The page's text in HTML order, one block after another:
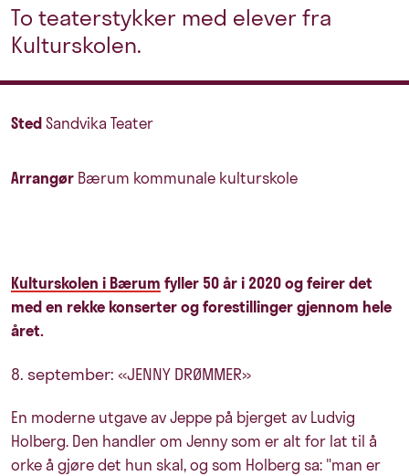
To teaterstykker med elever fra
Kulturskolen.
StedSandvika Teater
Arrangør Bærum kommunale kulturskole
Kulturskolen i Bærum fyller 50 år i 2020 og feirer det
med en rekke konserter og forestillinger gjennom hele
året.
8. september: «JENNY DRØMMER»
En moderne utgave av Jeppe på bjerget av Ludvig
Holberg. Den handler om Jenny som er alt for lat til å
orke å gjøre det hun skal, og som Holberg sa: "man er